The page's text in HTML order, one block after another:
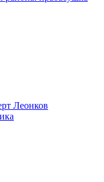
Леонков